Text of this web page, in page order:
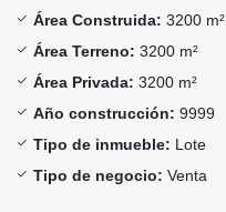
Área Construida: 3200 m²
Área Terreno: 3200 m²
Área Privada: 3200 m²
Año construcción: 9999
Tipo de inmueble: Lote
Tipo de negocio: Venta